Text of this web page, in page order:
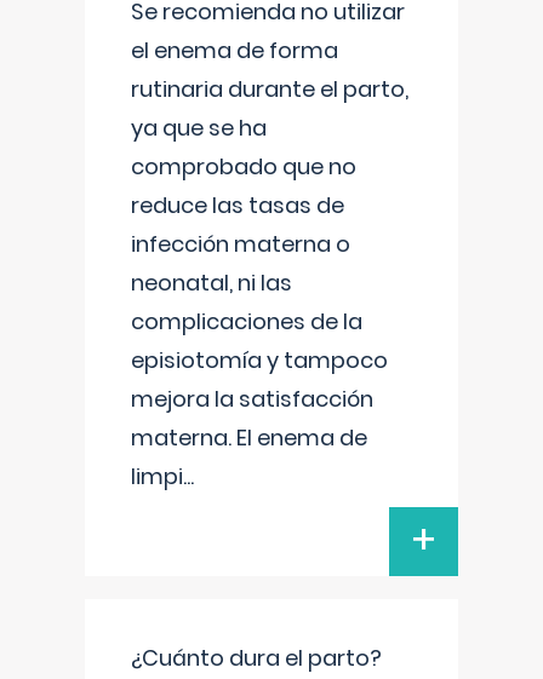
Se recomienda no utilizar
el enema de forma
rutinaria durante el parto,
ya que se ha
comprobado que no
reduce las tasas de
infección materna o
neonatal, ni las
complicaciones de la
episiotomía y tampoco
mejora la satisfacción
materna. El enema de
limpi...
+
¿Cuánto dura el parto?